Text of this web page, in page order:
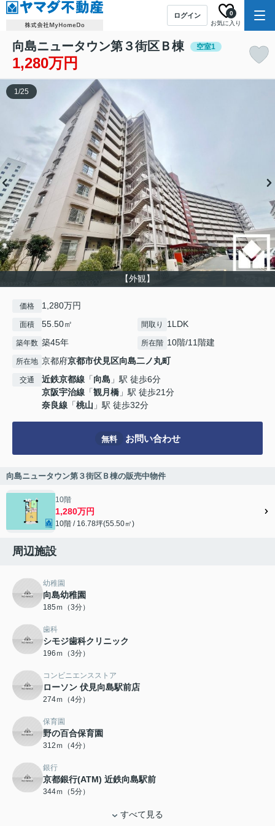
ログイン
お気に入り
0
向島ニュータウン第３街区Ｂ棟 空室1
1,280万円
【外観】
1/25
価格 1,280万円
面積 55.50㎡ 間取り 1LDK
築年数 築45年 所在階 10階/11階建
所在地 京都府京都市伏見区向島二ノ丸町
交通 近鉄京都線 「向島 」駅 徒歩6分
京阪宇治線 「観月橋 」駅 徒歩21分
奈良線 「桃山 」駅 徒歩32分
無料 お問い合わせ
向島ニュータウン第３街区Ｂ棟の販売中物件
10階
1,280万円
10階 / 16.78坪(55.50㎡)
周辺施設
幼稚園
向島幼稚園
185ｍ（3分）
歯科
シモジ歯科クリニック
196ｍ（3分）
コンビニエンスストア
ローソン 伏見向島駅前店
274ｍ（4分）
保育園
野の百合保育園
312ｍ（4分）
銀行
京都銀行(ATM) 近鉄向島駅前
344ｍ（5分）
すべて見る